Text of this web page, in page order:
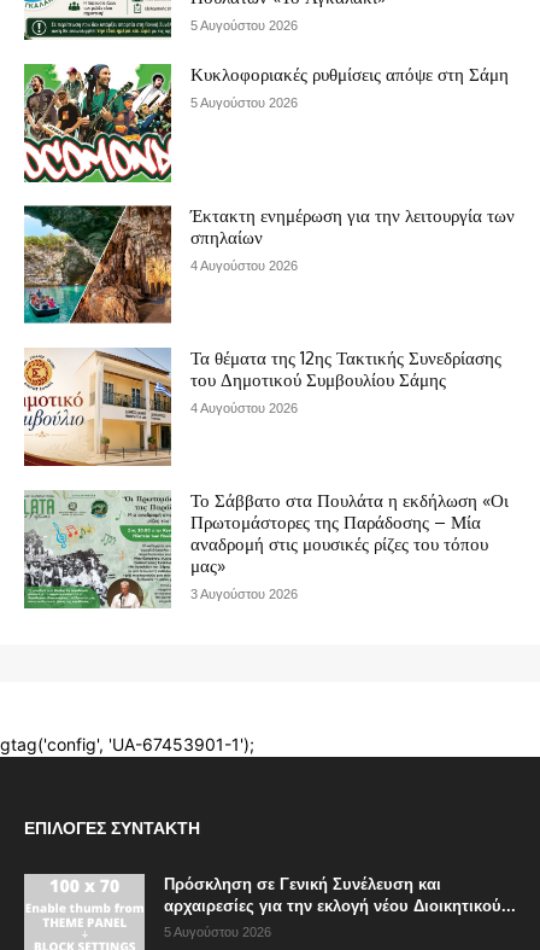
ΕΠΙΛΟΓΈΣ ΣΥΝΤΆΚΤΗ
Πρόσκληση σε Γενική Συνέλευση και
αρχαιρεσίες για την εκλογή νέου Διοικητικού...
5 Αυγούστου 2026